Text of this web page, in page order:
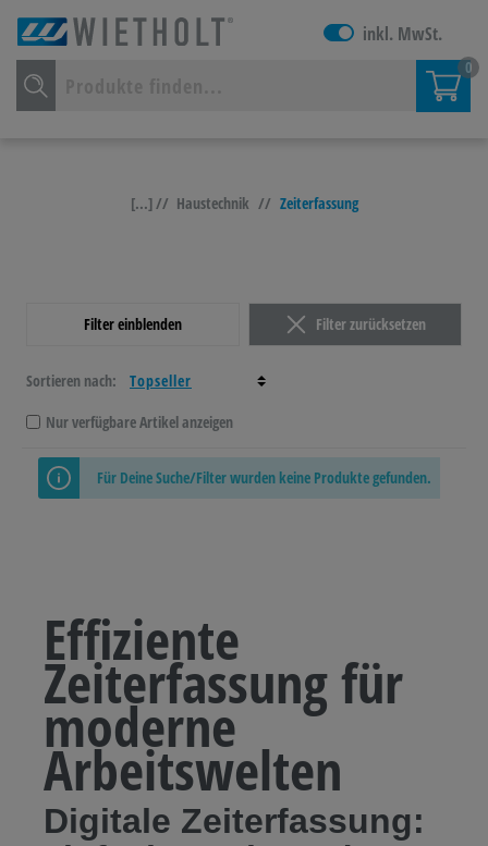
inkl. MwSt.
0
[...] // Haustechnik // Zeiterfassung
Filter einblenden Filter zurücksetzen
Sortieren nach:
Nur verfügbare Artikel anzeigen
Für Deine Suche/Filter wurden keine Produkte gefunden.
Effiziente
Zeiterfassung für
moderne
Arbeitswelten
Digitale Zeiterfassung: